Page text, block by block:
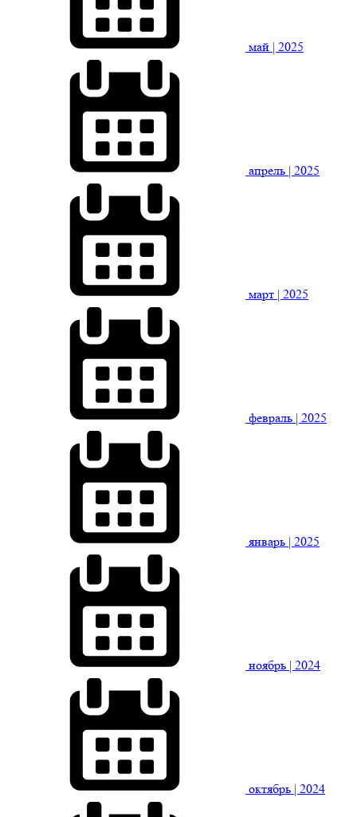
май | 2025
апрель | 2025
март | 2025
февраль | 2025
январь | 2025
ноябрь | 2024
октябрь | 2024